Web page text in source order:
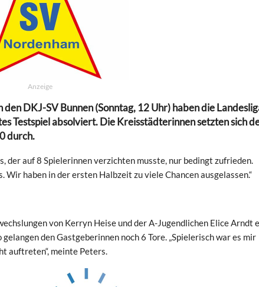
Anzeige
DKJ-SV Bunnen (Sonntag, 12 Uhr) haben die
Testspiel absolviert. Die Kreisstädterinnen setzten sich
durch.
der auf 8 Spielerinnen verzichten musste, nur bedingt zufrieden.
Wir haben in der ersten Halbzeit zu viele Chancen ausgelassen.“
von Kerryn Heise und der A-Jugendlichen Elice Arndt
den Gastgeberinnen noch 6 Tore. „Spielerisch war es mir
auftreten“, meinte Peters.